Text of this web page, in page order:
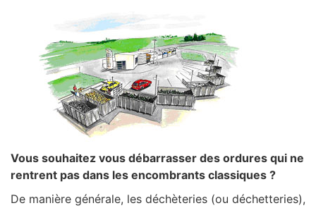
Vous souhaitez vous débarrasser des ordures qui ne
rentrent pas dans les encombrants classiques ?
De manière générale, les déchèteries (ou déchetteries),